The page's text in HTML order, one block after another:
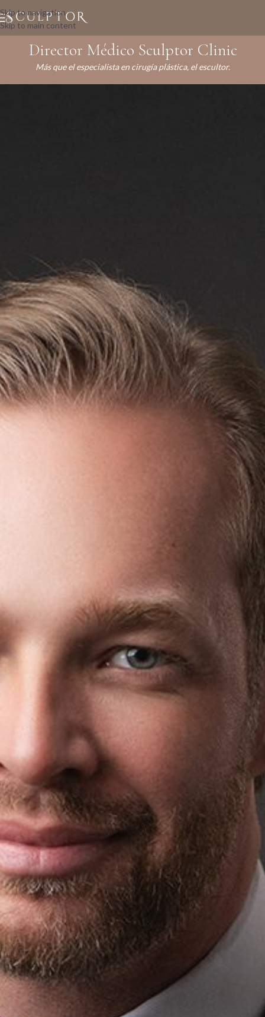
Skip to navigation
Skip to main content
Director Médico Sculptor Clinic
Más que el especialista en cirugía plástica, el escultor.